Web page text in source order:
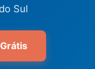
Sul